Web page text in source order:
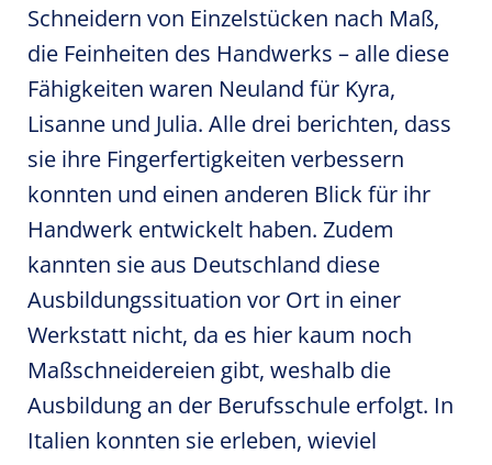
Schneidern von Einzelstücken nach Maß,
die Feinheiten des Handwerks – alle diese
Fähigkeiten waren Neuland für Kyra,
Lisanne und Julia. Alle drei berichten, dass
sie ihre Fingerfertigkeiten verbessern
konnten und einen anderen Blick für ihr
Handwerk entwickelt haben. Zudem
kannten sie aus Deutschland diese
Ausbildungssituation vor Ort in einer
Werkstatt nicht, da es hier kaum noch
Maßschneidereien gibt, weshalb die
Ausbildung an der Berufsschule erfolgt. In
Italien konnten sie erleben, wieviel